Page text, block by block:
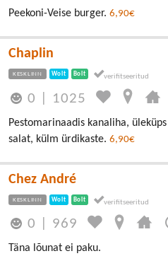
Peekoni-Veise burger. 6,90€
Chaplin
KESKLINN Wolt Bolt
0 1025
Pestomarinaadis kanaliha,
salat, külm ürdikaste. 6,90€
Chez André
KESKLINN Wolt Bolt
0 969
Täna lõunat ei paku.